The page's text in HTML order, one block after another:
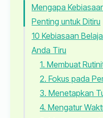
Mengapa
Penting untuk Ditiru
10 Kebiasaan
Anda Tiru
1. Membuat
2. Fokus pada
3. Menetapkan
4. Mengatur